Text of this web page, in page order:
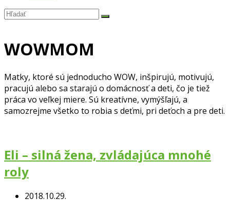
Hľadať
Submit
WOWMOM
Matky, ktoré sú jednoducho WOW, inšpirujú, motivujú,
pracujú alebo sa starajú o domácnosť a deti, čo je tiež
práca vo veľkej miere. Sú kreatívne, vymýšľajú, a
samozrejme všetko to robia s deťmi, pri deťoch a pre deti.
Eli – silná žena, zvládajúca mnohé
roly
2018.10.29.